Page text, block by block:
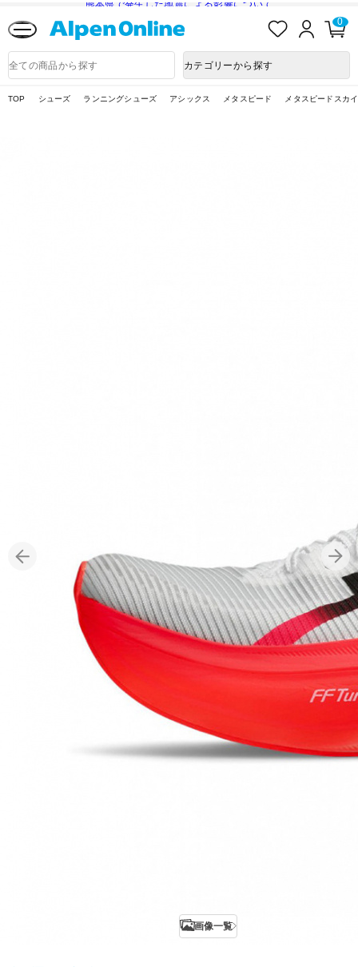
熊本県で発生した地震による影響について
入
ロ
ン
0
品
検
カテゴリーから探す
TOP シューズ ランニングシューズ アシックス メタスピード メタスピードスカ
画像一覧